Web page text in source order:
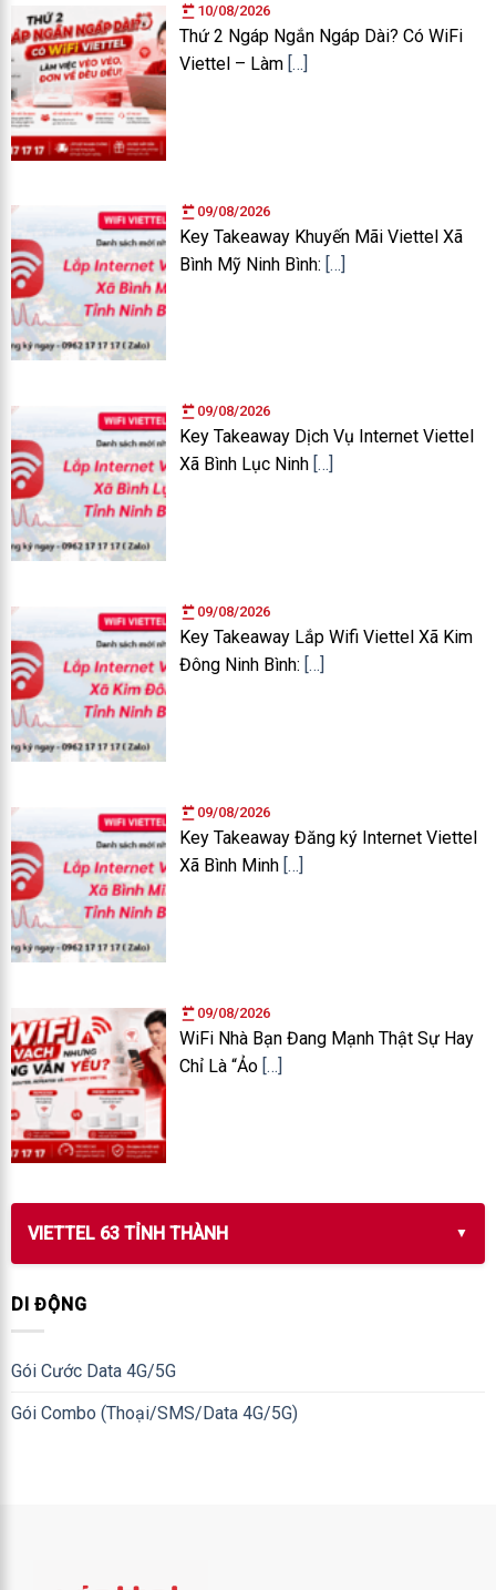
10/08/2026
Thứ 2 Ngáp Ngắn Ngáp Dài? Có WiFi
Viettel – Làm […]
09/08/2026
Key Takeaway Khuyến Mãi Viettel Xã
Bình Mỹ Ninh Bình: […]
09/08/2026
Key Takeaway Dịch Vụ Internet Viettel
Xã Bình Lục Ninh […]
09/08/2026
Key Takeaway Lắp Wifi Viettel Xã Kim
Đông Ninh Bình: […]
09/08/2026
Key Takeaway Đăng ký Internet Viettel
Xã Bình Minh […]
09/08/2026
WiFi Nhà Bạn Đang Mạnh Thật Sự Hay
Chỉ Là “Ảo […]
VIETTEL 63 TỈNH THÀNH
DI ĐỘNG
Gói Cước Data 4G/5G
Gói Combo (Thoại/SMS/Data 4G/5G)